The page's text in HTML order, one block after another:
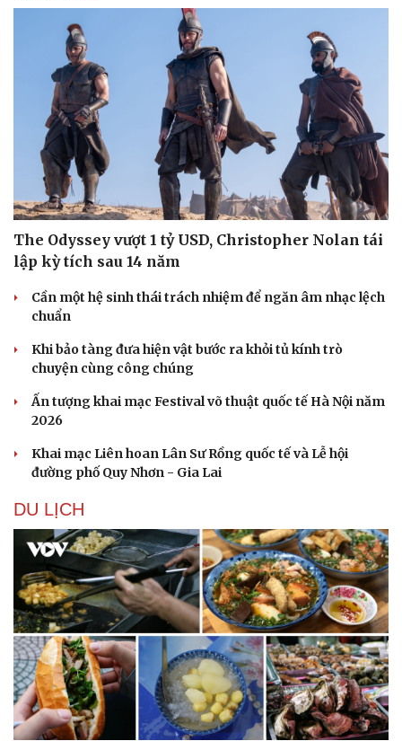
Văn hóa
Sân khấu - Điện ảnh
Văn học
Di sản
Giải trí
Nghệ sĩ
Thời trang
The Odyssey vượt 1 tỷ USD, Christopher Nolan tái
lập kỳ tích sau 14 năm
Cần một hệ sinh thái trách nhiệm để ngăn âm nhạc lệch
chuẩn
Khi bảo tàng đưa hiện vật bước ra khỏi tủ kính trò
chuyện cùng công chúng
Ấn tượng khai mạc Festival võ thuật quốc tế Hà Nội năm
2026
Khai mạc Liên hoan Lân Sư Rồng quốc tế và Lễ hội
đường phố Quy Nhơn - Gia Lai
DU LỊCH